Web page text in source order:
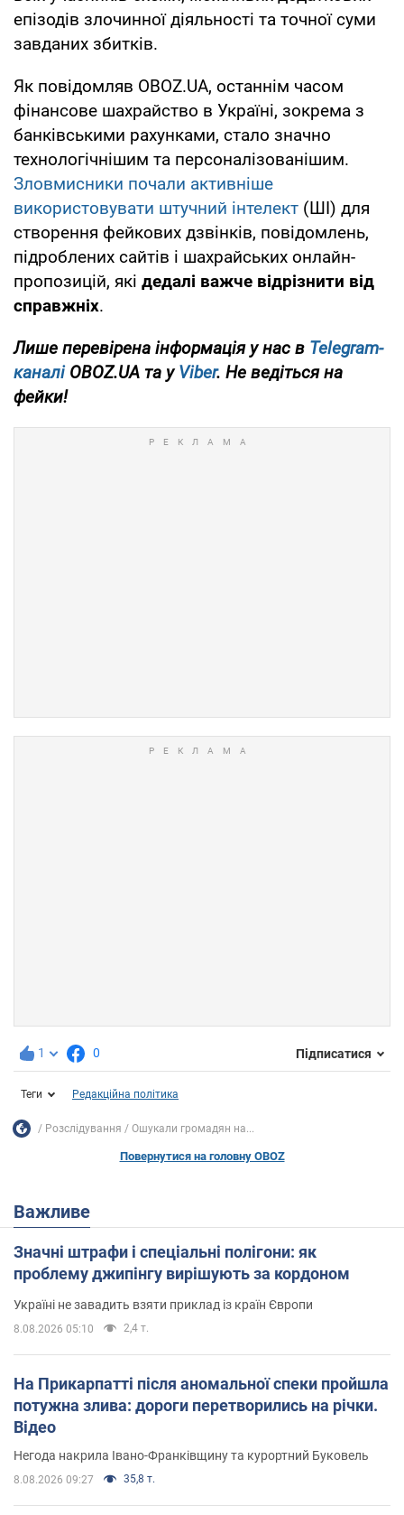
епізодів злочинної діяльності та точної суми
завданих збитків.
Як повідомляв OBOZ.UA, останнім часом
фінансове шахрайство в Україні, зокрема з
банківськими рахунками, стало значно
технологічнішим та персоналізованішим.
Зловмисники почали активніше
використовувати штучний інтелект (ШІ) для
створення фейкових дзвінків, повідомлень,
підроблених сайтів і шахрайських онлайн-
пропозицій, які дедалі важче відрізнити від
справжніх.
Лише перевірена інформація у нас в Telegram-
каналіOBOZ.UA та уViber. Не ведіться на
фейки!
1 0 Підписатися
Теги Редакційна політика
Розслідування Ошукали громадян на...
Повернутися на головну OBOZ
Важливе
Значні штрафи і спеціальні полігони: як
проблему джипінгу вирішують за кордоном
Україні не завадить взяти приклад із країн Європи
8.08.2026 05:10 2,4 т.
На Прикарпатті після аномальної спеки пройшла
потужна злива: дороги перетворились на річки.
Відео
Негода накрила Івано-Франківщину та курортний Буковель
8.08.2026 09:27 35,8 т.